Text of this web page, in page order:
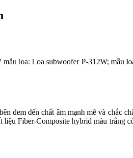
loa: Loa subwoofer P-312W; mẫu
đem đến chất âm mạnh mẽ và chắc
Fiber-Composite hybrid màu trắng